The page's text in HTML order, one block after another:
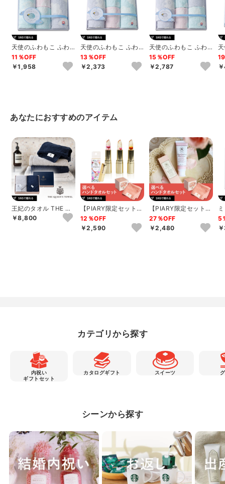
天使のふわもこ ふわ
ふわひつじのかくれん
ぼ ウォッシュ2...
11％OFF
￥1,958
天使のふわもこ ふわ
ふわひつじのかくれん
ぼ タオルセット...
13％OFF
￥2,373
天使のふわもこ ふわ
ふわひつじのかくれん
ぼ タオルセット...
15％OFF
￥2,787
あなたにおすすめのアイテム
王妃のタオル THE QU
EEN’S TOWEL バス
タ...
￥8,800
【PIARY限定セット】
選べるTHE QUEEN’S
T...
12％OFF
￥2,590
【PIARY限定セット】
選べるTHE QUEEN’S
T...
27％OFF
￥2,480
5
カテゴリから探す
内祝い
ギフトセット
カタログギフト スイーツ
シーンから探す